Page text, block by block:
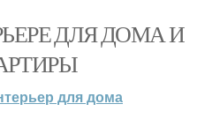
ДЛЯ ДОМА И
для дома